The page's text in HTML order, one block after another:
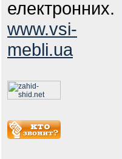
електронних.
www.vsi-
mebli.ua